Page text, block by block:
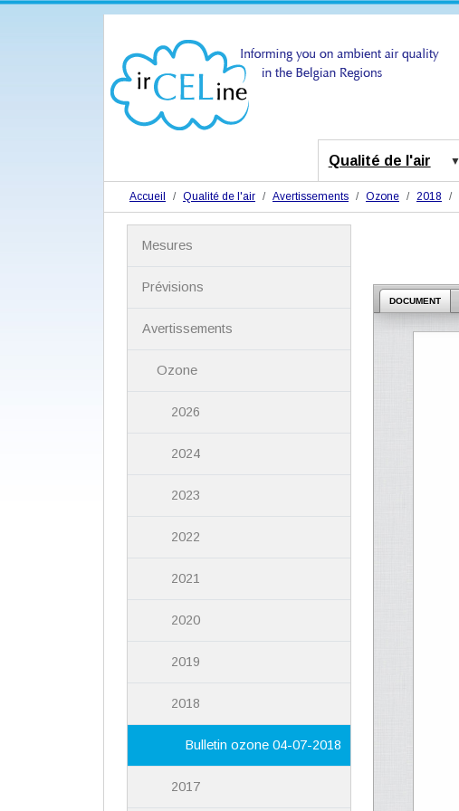
Qualité de l'air
Accueil Qualité de l'air Avertissements Ozone 2018
DOCUMENT
Mesures
Prévisions
Avertissements
Ozone
2026
2024
2023
2022
2021
2020
2019
2018
Bulletin ozone 04-07-2018
2017